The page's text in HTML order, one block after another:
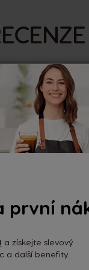
první
a získejte slevový
a další benefity.